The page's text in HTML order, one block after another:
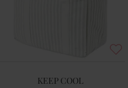
KEEP COOL